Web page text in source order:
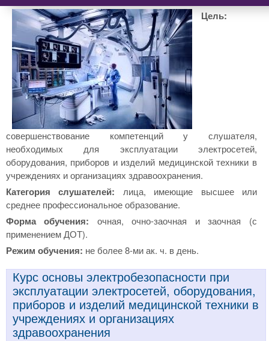
Цель:
совершенствование компетенций у слушателя,
необходимых для эксплуатации электросетей,
оборудования, приборов и изделий медицинской техники в
учреждениях и организациях здравоохранения.
Категория слушателей: лица, имеющие высшее или
среднее профессиональное образование.
Форма обучения: очная, очно-заочная и заочная (с
применением ДОТ).
Режим обучения: не более 8-ми ак. ч. в день.
Курс основы электробезопасности при
эксплуатации электросетей, оборудования,
приборов и изделий медицинской техники в
учреждениях и организациях
здравоохранения